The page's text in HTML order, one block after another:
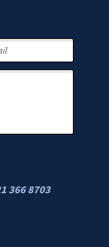
366 8703